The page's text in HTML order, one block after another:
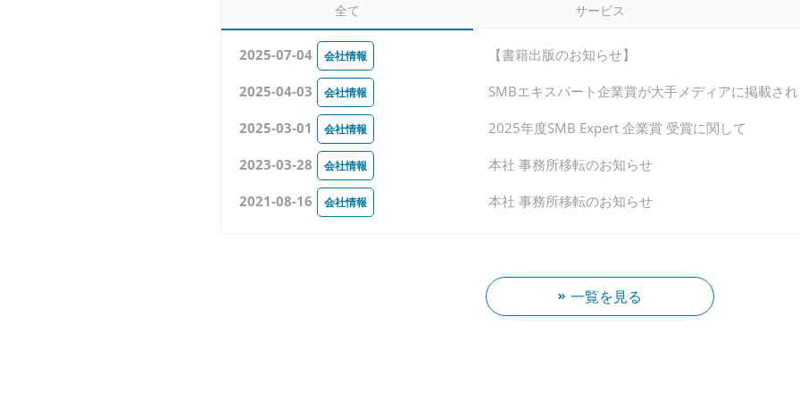
全て サービス
2025-07-04 会社情報 【書籍出版のお知らせ】
2025-04-03 会社情報 SMBエキスパート企業賞が大手メディアに掲載され
2025-03-01 会社情報 2025年度SMB Expert 企業賞 受賞に関して
2023-03-28 会社情報 本社 事務所移転のお知らせ
2021-08-16 会社情報 本社 事務所移転のお知らせ
一覧を見る